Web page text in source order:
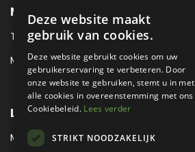
METROPOLE SALES CONTACT
TEL:+31 (0) 88 425 94 00
MAIL:SALES@METROPOLE.NL
LOCATIE
MEUBELLAAN 1 / VIA ENZO FERRARI
Deze website maakt
gebruik van cookies.
Deze website gebruikt cookies om uw
gebruikerservaring te verbeteren. Door
onze website te gebruiken, stemt u in met
alle cookies in overeenstemming met ons
Cookiebeleid. Lees verder
STRIKT NOODZAKELIJK